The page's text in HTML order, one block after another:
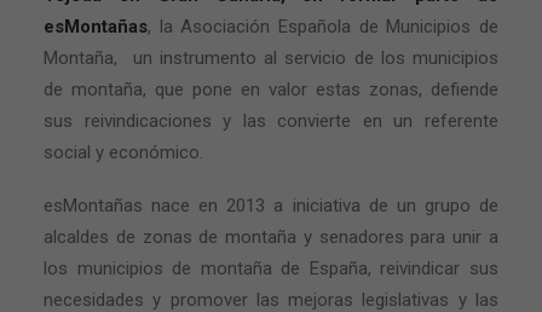
esMontañas, la Asociación Española de Municipios de
Montaña,
un instrumento al servicio de los municipios
de montaña, que pone en valor estas zonas, defiende
sus reivindicaciones y las convierte en un referente
social y económico.
esMontañas nace en 2013 a iniciativa de un grupo de
alcaldes de zonas de montaña y senadores para unir a
los municipios de montaña de España, reivindicar sus
necesidades y promover las mejoras legislativas y las